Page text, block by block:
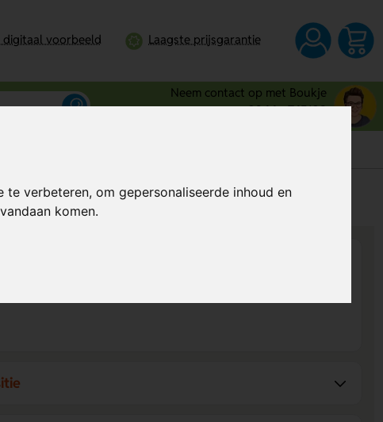
verbeteren, om gepersonaliseerde inhoud en
komen.
digitaal voorbeeld Laagste prijsgarantie
Neem contact op met Boukje
0344 - 745109
Al vanaf€ 2,63 per stuk (excl. BTW)